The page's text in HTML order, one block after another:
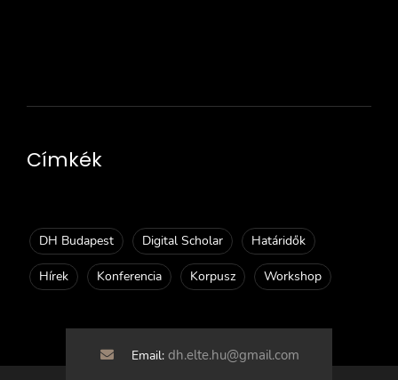
Címkék
DH Budapest Digital Scholar Határidők
Hírek Konferencia Korpusz Workshop
Email: dh.elte.hu@gmail.com